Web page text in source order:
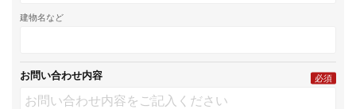
建物名など
お問い合わせ内容 必須